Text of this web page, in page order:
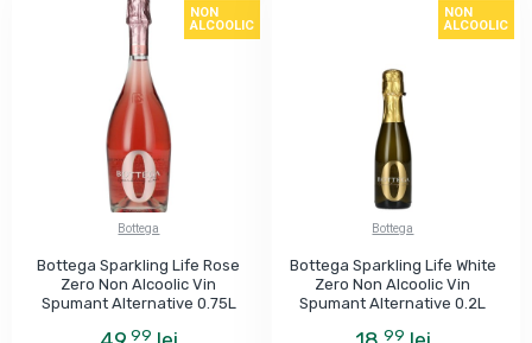
NON
ALCOOLIC
Bottega
Bottega Sparkling Life Rose
Zero Non Alcoolic Vin
Spumant Alternative 0.75L
99
NON
ALCOOLIC
Bottega
Bottega Sparkling Life White
Zero Non Alcoolic Vin
Spumant Alternative 0.2L
99